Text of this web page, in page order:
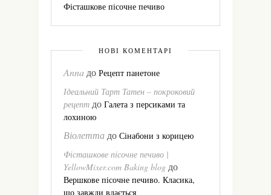
Фісташкове пісочне печиво
НОВІ КОМЕНТАРІ
Annaдо Рецепт панетоне
Ідеальний Тарт Татен – покроковий
рецепт до Галета з персиками та
лохиною
Віолеттадо Сінабони з корицею
Фісташкове пісочне печиво |
YellowMixer.com Baking blog до
Вершкове пісочне печиво. Класика,
що завжди вдається